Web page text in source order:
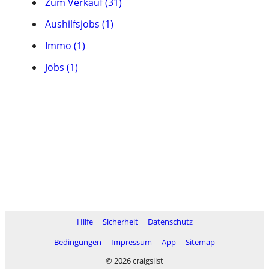
Aushilfsjobs (1)
Immo (1)
Jobs (1)
Hilfe Sicherheit
Datenschutz
Bedingungen
Impressum App
Sitemap
© 2026 craigslist